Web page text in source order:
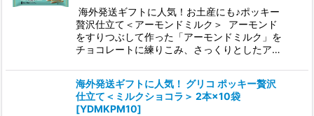
海外発送ギフトに人気！お土産にも♪ポッキー
贅沢仕立て＜アーモンドミルク＞ アーモンド
をすりつぶして作った「アーモンドミルク」を
チョコレートに練りこみ、さっくりとしたア…
海外発送ギフトに人気！ グリコ ポッキー贅沢
仕立て＜ミルクショコラ＞ 2本×10袋
[YDMKPM10]